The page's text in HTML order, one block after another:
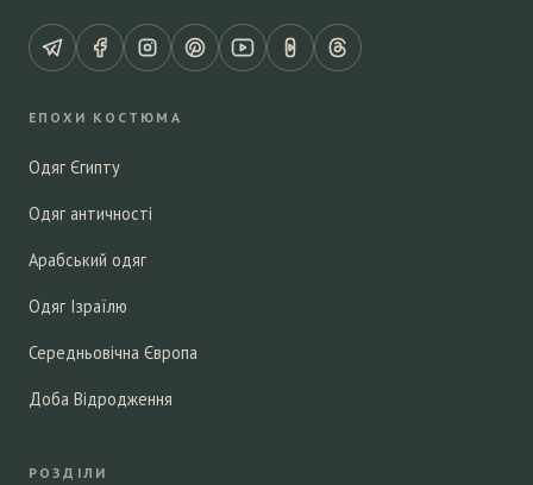
ЕПОХИ КОСТЮМА
Одяг Єгипту
Одяг античності
Арабський одяг
Одяг Ізраїлю
Середньовічна Європа
Доба Відродження
РОЗДІЛИ